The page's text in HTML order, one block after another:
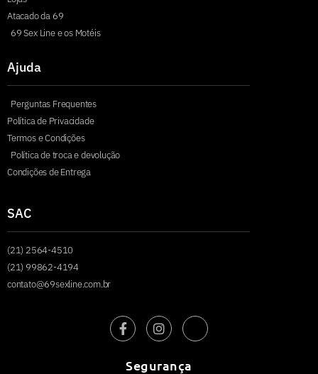
Atacado da 69
69 Sex Line e os Motéis
Ajuda
Perguntas Frequentes
Política de Privacidade
Termos e Condições
Política de troca e devolução
Condições de Entrega
SAC
(21) 2564-4510
(21) 99862-4194
contato@69sexline.com.br
Segurança